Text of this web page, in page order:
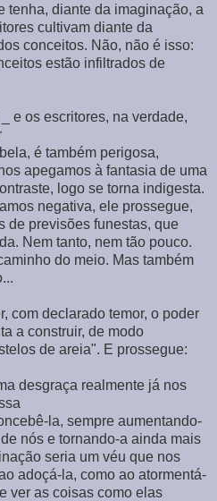
tenha, diante da imaginação, a
cultivam diante da
conceitos. Não, não é isso:
estão infiltrados de
os escritores, na verdade,
é também perigosa,
apegamos à fantasia de uma
logo se torna indigesta.
negativa, ele prossegue,
de previsões funestas, que
Nem tanto, nem tão pouco.
do meio. Mas também
declarado temor, o poder
a construir, de modo
de areia". E prossegue:
desgraça realmente já nos
la, sempre aumentando-
nós e tornando-a ainda mais
seria um véu que nos
adoçá-la, como ao atormentá-
ver as coisas como elas